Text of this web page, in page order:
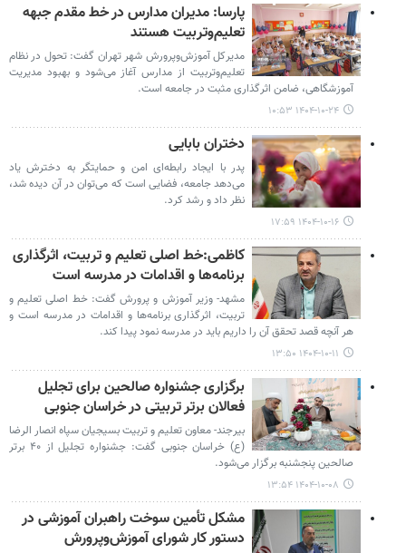
پارسا: مدیران مدارس در خط مقدم جبهه
تعلیم‌وتربیت هستند
مدیرکل آموزش‌وپرورش شهر تهران گفت: تحول در نظام
تعلیم‌وتربیت از مدارس آغاز می‌شود و بهبود مدیریت
آموزشگاهی، ضامن اثرگذاری مثبت در جامعه است.
۱۴۰۴-۱۰-۲۴ ۱۰:۵۳
دختران بابایی
پدر با ایجاد رابطه‌ای امن و حمایتگر به دخترش یاد
می‌دهد جامعه، فضایی است که می‌توان در آن دیده شد،
نظر داد و رشد کرد.
۱۴۰۴-۱۰-۱۶ ۱۷:۵۹
کاظمی:خط اصلی تعلیم و تربیت، اثرگذاری
برنامه‌ها و اقدامات در مدرسه است
مشهد- وزیر آموزش و پرورش گفت: خط اصلی تعلیم و
تربیت، اثرگذاری برنامه‌ها و اقدامات در مدرسه است و
هر آنچه قصد تحقق آن را داریم باید در مدرسه نمود پیدا کند.
۱۴۰۴-۱۰-۱۱ ۱۳:۵۰
برگزاری جشنواره صالحین برای تجلیل
فعالان برتر تربیتی در خراسان جنوبی
بیرجند- معاون تعلیم و تربیت بسیجیان سپاه انصار الرضا
(ع) خراسان جنوبی گفت: جشنواره تجلیل از ۴۰ برتر
صالحین پنجشنبه برگزار می‌شود.
۱۴۰۴-۱۰-۰۸ ۱۳:۵۴
مشکل تأمین سوخت راهبران آموزشی در
دستور کار شورای آموزش‌وپرورش